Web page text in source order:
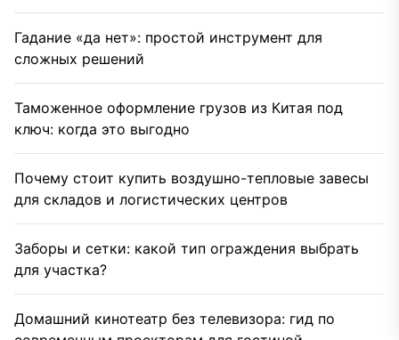
Гадание «да нет»: простой инструмент для
сложных решений
Таможенное оформление грузов из Китая под
ключ: когда это выгодно
Почему стоит купить воздушно-тепловые завесы
для складов и логистических центров
Заборы и сетки: какой тип ограждения выбрать
для участка?
Домашний кинотеатр без телевизора: гид по